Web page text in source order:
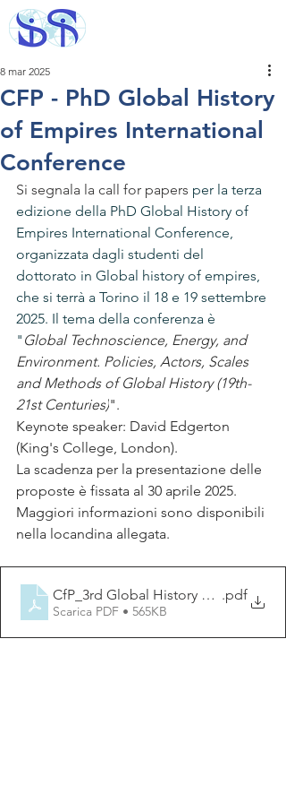
CFP - PhD Global History
of Empires International
Conference
8 mar 2025
Si segnala la call for papers per la terza
edizione della PhD Global History of
Empires International Conference,
organizzata dagli studenti del
dottorato in Global history of empires,
che si terrà a Torino il 18 e 19 settembre
2025. Il tema della conferenza è
" Global Technoscience, Energy, and
Environment. Policies, Actors, Scales
and Methods of Global History (19th-
21st Centuries)".
Keynote speaker: David Edgerton
(King's College, London).
La scadenza per la presentazione delle
proposte è fissata al 30 aprile 2025.
Maggiori informazioni sono disponibili
nella locandina allegata.
CfP_3rd Global History of Empires
.pdf
Scarica PDF • 565KB